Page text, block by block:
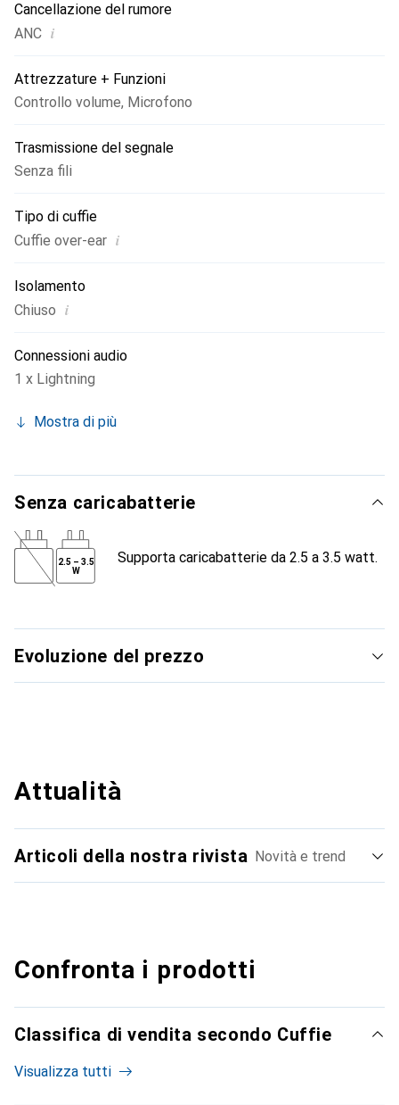
Cancellazione del rumore
ANC i
Attrezzature + Funzioni
Controllo volume, Microfono
Trasmissione del segnale
Senza fili
Tipo di cuffie
Cuffie over-ear i
Isolamento
Chiuso i
Connessioni audio
1 x Lightning
Mostra di più
Senza caricabatterie
2.5 – 3.5
W
Supporta caricabatterie da 2.5 a 3.5 watt.
Evoluzione del prezzo
Attualità
Articoli della nostra rivista Novità e trend
Confronta i prodotti
Classifica di vendita secondo Cuffie
Visualizza tutti